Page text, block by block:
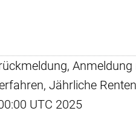
Jährliche
UTC 2025